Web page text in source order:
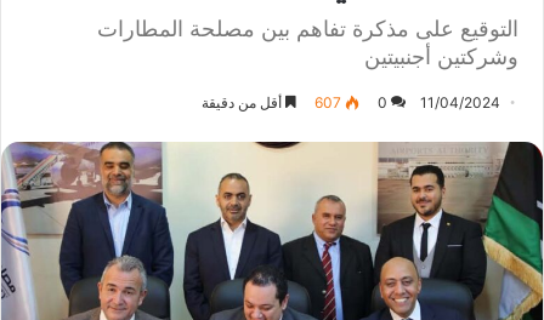
التوقيع على مذكرة تفاهم بين مصلحة المطارات
وشركتين أجنبيتين
11/04/2024
0
607 أقل من دقيقة